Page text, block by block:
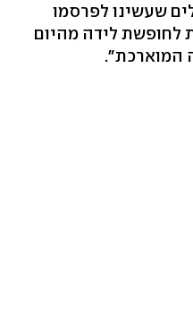
שעשינו לפרסמו
לחופשת לידה מהיום
המוארכת".